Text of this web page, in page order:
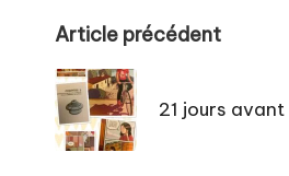
Post
navigation
Article précédent
21 jours